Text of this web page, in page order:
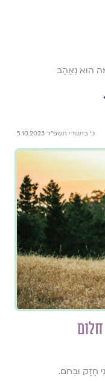
הוּא נֶאֱהָב
כ׳ בתשרי תשפ״ד 5.10.2023
חָזָק וּבְחֹם.